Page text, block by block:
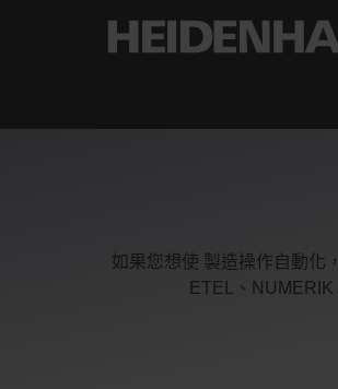
如果您想使 製造操作自動化
ETEL、